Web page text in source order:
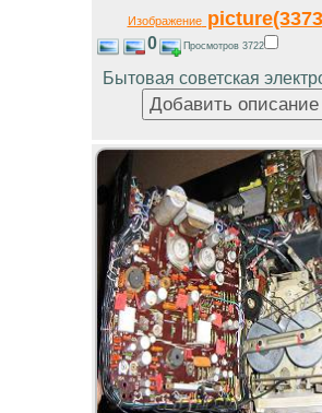
Изображение
0 Просмотров 3722
Бытовая советская